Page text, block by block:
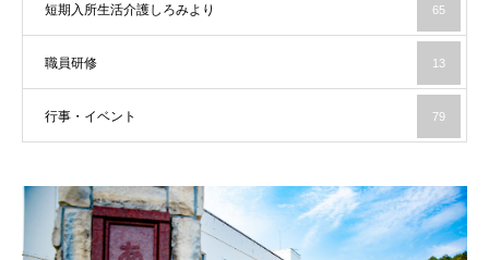
短期入所生活介護しろみより 65
職員研修 13
行事・イベント 79